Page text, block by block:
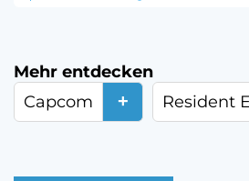
Mehr entdecken
Capcom
+ Resident